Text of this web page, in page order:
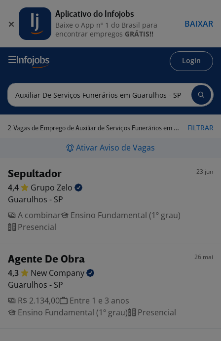
Login
2 Vagas de Emprego de Auxiliar de Serviços Funerários em Guarulhos - SP FILTRAR
Ativar Aviso de Vagas
Sepultador 23 jun
4,4 Grupo Zelo
Guarulhos - SP
A combinar
Ensino Fundamental (1º grau)
Presencial
Agente De Obra 26 mai
4,3 New Company
Guarulhos - SP
R$ 2.134,00
Entre 1 e 3 anos
Ensino Fundamental (1º grau)
Presencial
Aplicativo do Infojobs
Baixe o App nº 1 do Brasil para
encontrar empregos GRÁTIS!!
BAIXAR